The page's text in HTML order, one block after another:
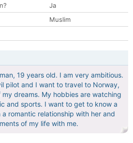
Ja
Muslim
19 years old. I am very ambitious.
pilot and I want to travel to Norway,
dreams. My hobbies are watching
and sports. I want to get to know a
romantic relationship with her and
of my life with me.